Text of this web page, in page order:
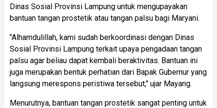
Dinas Sosial Provinsi Lampung untuk mengupayakan
bantuan tangan prostetik atau tangan palsu bagi Maryani.
"Alhamdulillah, kami sudah berkoordinasi dengan Dinas
Sosial Provinsi Lampung terkait upaya pengadaan tangan
palsu agar beliau dapat kembali beraktivitas. Bantuan ini
juga merupakan bentuk perhatian dari Bapak Gubernur yang
langsung merespons peristiwa tersebut," ujar Mayang.
Menurutnya, bantuan tangan prostetik sangat penting untuk